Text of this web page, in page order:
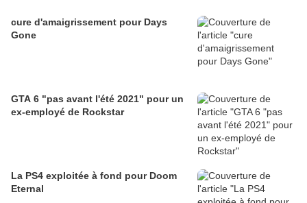
cure d'amaigrissement pour Days
Gone
GTA 6 "pas avant l'été 2021" pour un
ex-employé de Rockstar
La PS4 exploitée à fond pour Doom
Eternal